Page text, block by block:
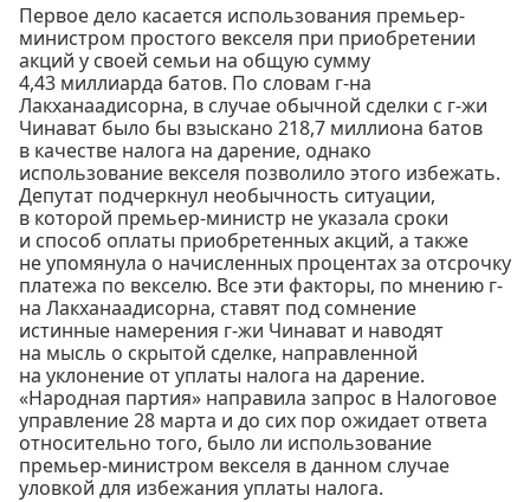
Первое дело касается использования премьер-
министром простого векселя при приобретении
акций у своей семьи на общую сумму
4,43 миллиарда батов. По словам г-на
Лакханаадисорна, в случае обычной сделки с г-жи
Чинават было бы взыскано 218,7 миллиона батов
в качестве налога на дарение, однако
использование векселя позволило этого избежать.
Депутат подчеркнул необычность ситуации,
в которой премьер-министр не указала сроки
и способ оплаты приобретенных акций, а также
не упомянула о начисленных процентах за отсрочку
платежа по векселю. Все эти факторы, по мнению г-
на Лакханаадисорна, ставят под сомнение
истинные намерения г-жи Чинават и наводят
на мысль о скрытой сделке, направленной
на уклонение от уплаты налога на дарение.
«Народная партия» направила запрос в Налоговое
управление 28 марта и до сих пор ожидает ответа
относительно того, было ли использование
премьер-министром векселя в данном случае
уловкой для избежания уплаты налога.